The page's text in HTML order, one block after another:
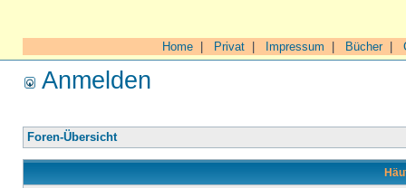
Home Privat Impressum Bücher|
Anmelden
Foren-Übersicht